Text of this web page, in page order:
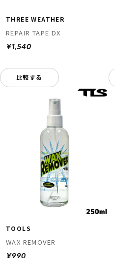
THREE WEATHER
REPAIR TAPE DX
¥1,540
比較する
TOOLS
WAX REMOVER